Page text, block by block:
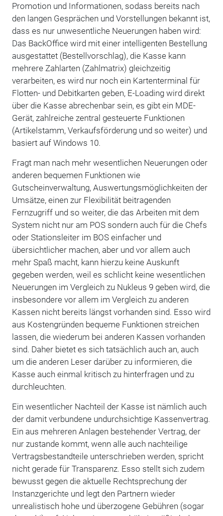
Promotion und Informationen, sodass bereits nach
den langen Gesprächen und Vorstellungen bekannt ist,
dass es nur unwesentliche Neuerungen haben wird:
Das BackOffice wird mit einer intelligenten Bestellung
ausgestattet (Bestellvorschlag), die Kasse kann
mehrere Zahlarten (Zahlmatrix) gleichzeitig
verarbeiten, es wird nur noch ein Kartenterminal für
Flotten- und Debitkarten geben, E-Loading wird direkt
über die Kasse abrechenbar sein, es gibt ein MDE-
Gerät, zahlreiche zentral gesteuerte Funktionen
(Artikelstamm, Verkaufsförderung und so weiter) und
basiert auf Windows 10.
Fragt man nach mehr wesentlichen Neuerungen oder
anderen bequemen Funktionen wie
Gutscheinverwaltung, Auswertungsmöglichkeiten der
Umsätze, einen zur Flexibilität beitragenden
Fernzugriff und so weiter, die das Arbeiten mit dem
System nicht nur am POS sondern auch für die Chefs
oder Stationsleiter im BOS einfacher und
übersichtlicher machen, aber und vor allem auch
mehr Spaß macht, kann hierzu keine Auskunft
gegeben werden, weil es schlicht keine wesentlichen
Neuerungen im Vergleich zu Nukleus 9 geben wird, die
insbesondere vor allem im Vergleich zu anderen
Kassen nicht bereits längst vorhanden sind. Esso wird
aus Kostengründen bequeme Funktionen streichen
lassen, die wiederum bei anderen Kassen vorhanden
sind. Daher bietet es sich tatsächlich auch an, auch
um die anderen Leser darüber zu informieren, die
Kasse auch einmal kritisch zu hinterfragen und zu
durchleuchten.
Ein wesentlicher Nachteil der Kasse ist nämlich auch
der damit verbundene undurchsichtige Kassenvertrag.
Ein aus mehreren Anlagen bestehender Vertrag, der
nur zustande kommt, wenn alle auch nachteilige
Vertragsbestandteile unterschrieben werden, spricht
nicht gerade für Transparenz. Esso stellt sich zudem
bewusst gegen die aktuelle Rechtsprechung der
Instanzgerichte und legt den Partnern wieder
unrealistisch hohe und überzogene Gebühren (sogar